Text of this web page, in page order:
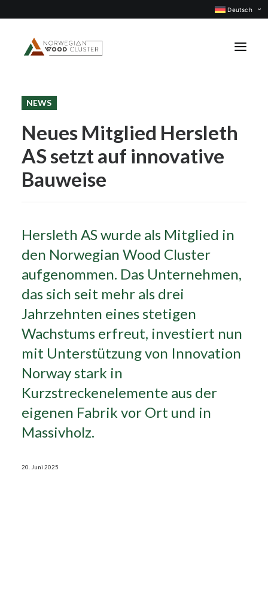
Deutsch
Was ist neu
Events
Projekte
Berufsgruppen
Search
NEWS
Neues Mitglied Hersleth
AS setzt auf innovative
Bauweise
Hersleth AS wurde als Mitglied in
den Norwegian Wood Cluster
aufgenommen. Das Unternehmen,
das sich seit mehr als drei
Jahrzehnten eines stetigen
Wachstums erfreut, investiert nun
mit Unterstützung von Innovation
Norway stark in
Kurzstreckenelemente aus der
eigenen Fabrik vor Ort und in
Massivholz.
20. Juni 2025